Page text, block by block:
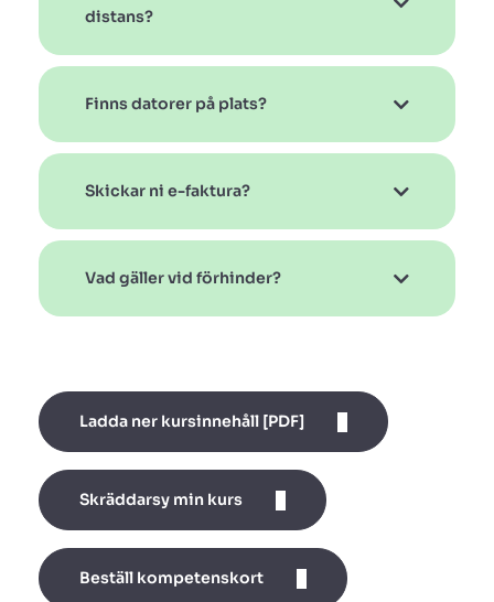
distans?
Finns datorer på plats?
Skickar ni e-faktura?
Vad gäller vid förhinder?
Ladda ner kursinnehåll [PDF]
Skräddarsy min kurs
Beställ kompetenskort